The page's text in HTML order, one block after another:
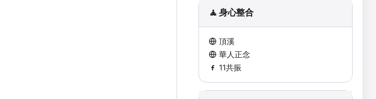
🧘 身心整合
頂溪
華人正念
11共振